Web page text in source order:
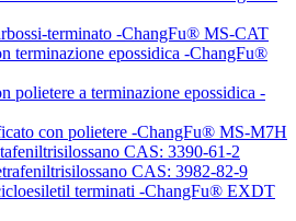
terminato -ChangFu® MS-CAT
terminazione epossidica -ChangFu®
polietere a terminazione epossidica -
con polietere -ChangFu® MS-M7H
CAS: 3390-61-2
CAS: 3982-82-9
terminati -ChangFu® EXDT